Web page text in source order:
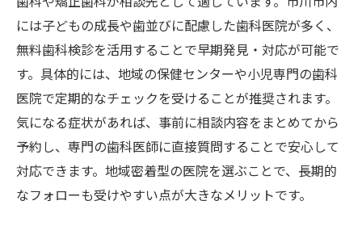
には子どもの成長や歯並びに配慮した歯科医院が多く、
無料歯科検診を活用することで早期発見・対応が可能で
す。具体的には、地域の保健センターや小児専門の歯科
医院で定期的なチェックを受けることが推奨されます。
気になる症状があれば、事前に相談内容をまとめてから
予約し、専門の歯科医師に直接質問することで安心して
対応できます。地域密着型の医院を選ぶことで、長期的
なフォローも受けやすい点が大きなメリットです。